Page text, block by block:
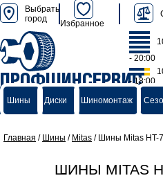
Выбрать
город
Избранное
ПРОФШИНСЕРВИС
группа компаний
- 20:00
- 18:00
Шины Диски Шиномонтаж
Главная / Шины / Mitas / Шины Mitas HT-
ШИНЫ MITAS